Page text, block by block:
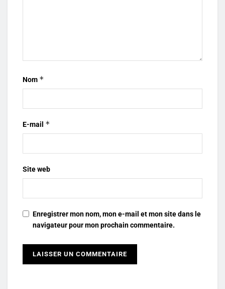
Nom *
E-mail *
Site web
Enregistrer mon nom, mon e-mail et mon site dans le
navigateur pour mon prochain commentaire.